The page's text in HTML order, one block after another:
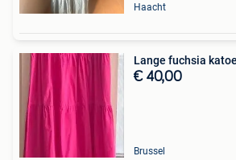
Haacht
Lange fuchsia
€ 40,00
Brussel